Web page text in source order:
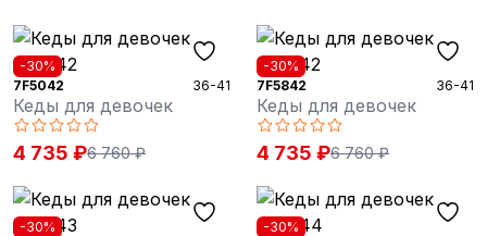
-30%
7F5042
36-41
Кеды для девочек
4 735 ₽6 760 ₽
-30%
7F5842
36-41
Кеды для девочек
4 735 ₽6 760 ₽
-30%
-30%